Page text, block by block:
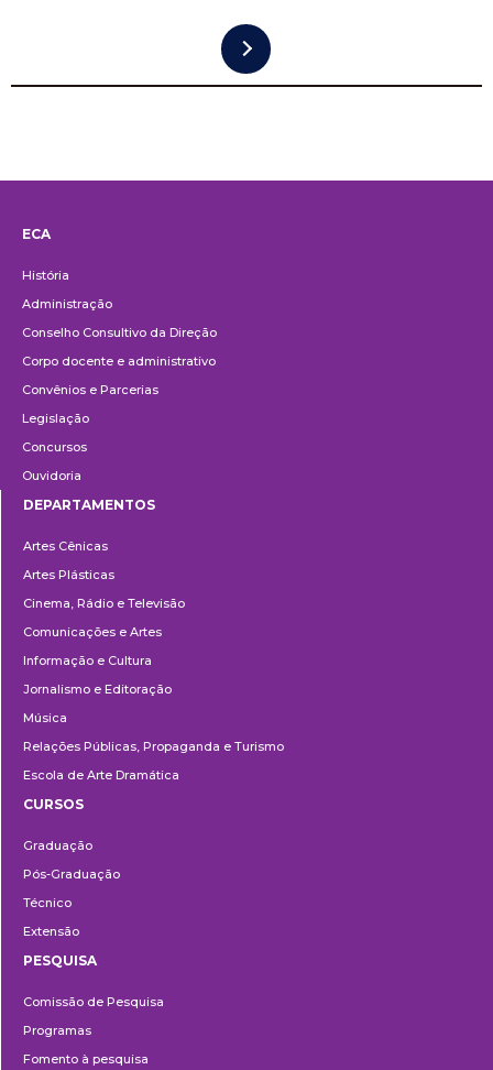
ECA
História
Administração
Conselho Consultivo da Direção
Corpo docente e administrativo
Convênios e Parcerias
Legislação
Concursos
Ouvidoria
DEPARTAMENTOS
Artes Cênicas
Artes Plásticas
Cinema, Rádio e Televisão
Comunicações e Artes
Informação e Cultura
Jornalismo e Editoração
Música
Relações Públicas, Propaganda e Turismo
Escola de Arte Dramática
CURSOS
Graduação
Pós-Graduação
Técnico
Extensão
PESQUISA
Comissão de Pesquisa
Programas
Fomento à pesquisa